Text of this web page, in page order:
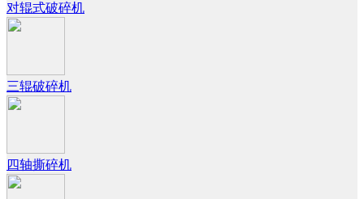
对辊式破碎机
三辊破碎机
四轴撕碎机